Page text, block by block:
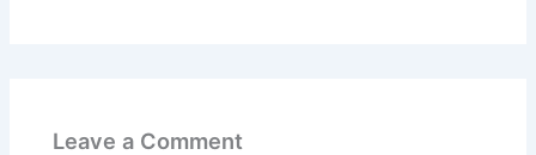
Leave a Comment